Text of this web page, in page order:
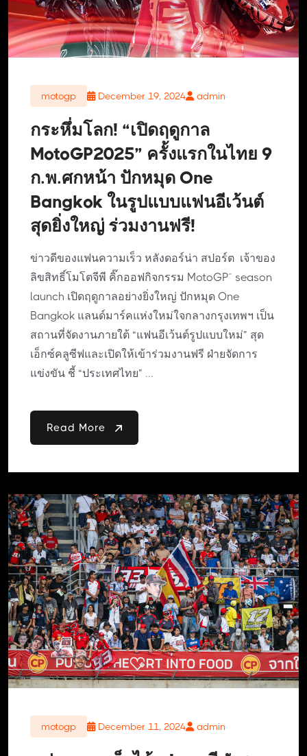
motogp December 19, 2024 admin
กระหึ่มโลก! “เปิดฤดูกาล
MotoGP2025” ครั้งแรกในไทย 9
ก.พ.ศกหน้า ปักหมุด One
Bangkok ในรูปแบบแฟนอีเว้นต์
สุดยิ่งใหญ่ ร่วมงานฟรี!
ข่าวดีของแฟนความเร็ว หลังดอร์น่า สปอร์ต เจ้าของ
ลิขสิทธิ์โมโตจีพี คิ๊กออฟกิจกรรม MotoGP™ season
launch เปิดฤดูกาลอย่างยิ่งใหญ่ ปักหมุด One
Bangkok แลนด์มาร์คแห่งใหม่ใจกลางกรุงเทพฯ เป็น
สถานที่จัดงานภายใต้ “แฟนอีเว้นต์รูปแบบใหม่” สุด
เอ็กซ์คลูซีฟและเปิดให้เข้าร่วมงานฟรี ฝ่ายจัดการ
แข่งขัน ชี้ “ประเทศไทย” ...
Read More
motogp December 11, 2024 admin